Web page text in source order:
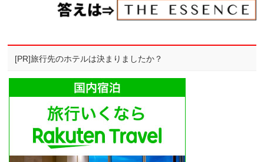
[PR]旅行先のホテルは決まりましたか？